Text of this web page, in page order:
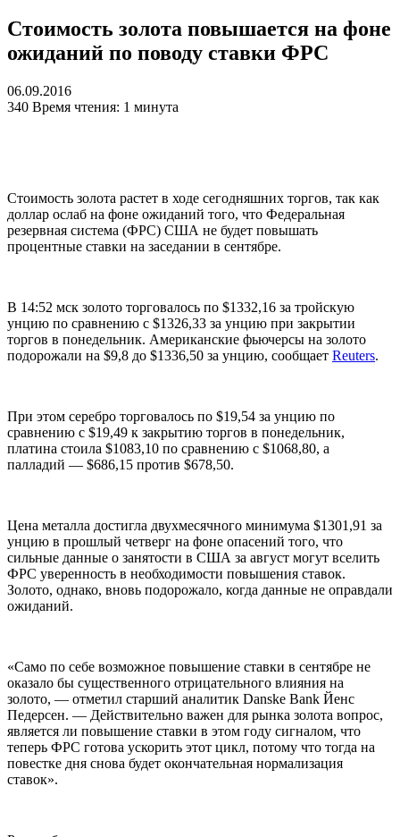
Стоимость золота повышается на фоне
ожиданий по поводу ставки ФРС
06.09.2016
340 Время чтения: 1 минута
Стоимость золота растет в ходе сегодняшних торгов, так как
доллар ослаб на фоне ожиданий того, что Федеральная
резервная система (ФРС) США не будет повышать
процентные ставки на заседании в сентябре.
В 14:52 мск золото торговалось по $1332,16 за тройскую
унцию по сравнению с $1326,33 за унцию при закрытии
торгов в понедельник. Американские фьючерсы на золото
подорожали на $9,8 до $1336,50 за унцию, сообщает Reuters.
При этом серебро торговалось по $19,54 за унцию по
сравнению с $19,49 к закрытию торгов в понедельник,
платина стоила $1083,10 по сравнению с $1068,80, а
палладий — $686,15 против $678,50.
Цена металла достигла двухмесячного минимума $1301,91 за
унцию в прошлый четверг на фоне опасений того, что
сильные данные о занятости в США за август могут вселить
ФРС уверенность в необходимости повышения ставок.
Золото, однако, вновь подорожало, когда данные не оправдали
ожиданий.
«Само по себе возможное повышение ставки в сентябре не
оказало бы существенного отрицательного влияния на
золото, — отметил старший аналитик Danske Bank Йенс
Педерсен. — Действительно важен для рынка золота вопрос,
является ли повышение ставки в этом году сигналом, что
теперь ФРС готова ускорить этот цикл, потому что тогда на
повестке дня снова будет окончательная нормализация
ставок».